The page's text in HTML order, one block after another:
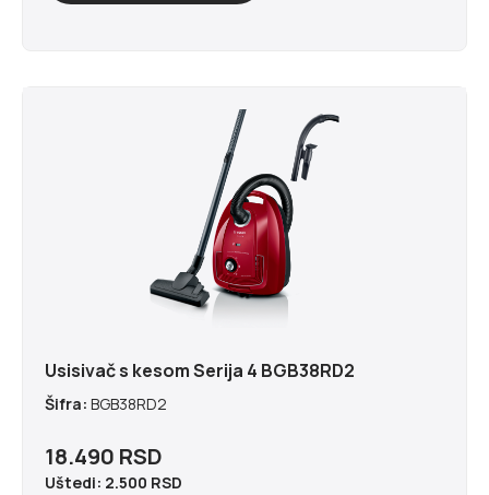
Usisivač s kesom Serija 4 BGB38RD2
Šifra: BGB38RD2
18.490 RSD
Uštedi: 2.500 RSD